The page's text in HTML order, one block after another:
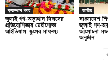
ক্যাম্পাস খবর
জুলাই গণ-অভ্যুত্থান দিবসের
প্রতিযোগিতায় মেরীগোল্ড
আইডিয়াল স্কুলের সাফল্য
জাতীয়
বাংলাদেশ
জুলাই গণ-
আলোচনা
অনুষ্ঠান